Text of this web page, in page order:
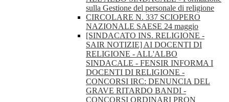
sulla Gestione del personale di religione
CIRCOLARE N. 337 SCIOPERO
NAZIONALE SAESE 24 maggio
[SINDACATO INS. RELIGIONE -
SAIR NOTIZIE] AI DOCENTI DI
RELIGIONE - ALL'ALBO
SINDACALE - FENSIR INFORMA I
DOCENTI DI RELIGIONE -
CONCORSI IRC: DENUNCIA DEL
GRAVE RITARDO BANDI -
CONCORSI ORDINARI PRON